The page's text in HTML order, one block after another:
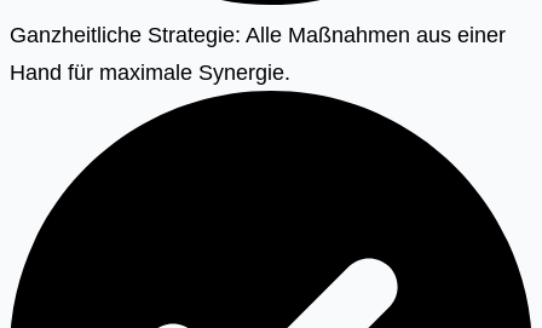
Ganzheitliche Strategie: Alle Maßnahmen aus einer
Hand für maximale Synergie.